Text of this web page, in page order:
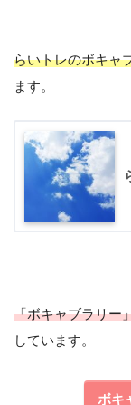
らいトレのボキャ
ます。
「ボキャブラリー
しています。
ボキ